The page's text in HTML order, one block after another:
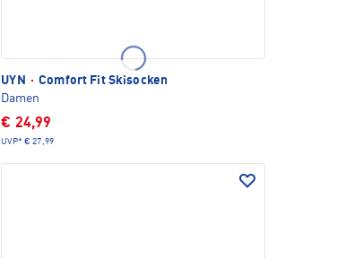
UYN · Comfort Fit Skisocken
Damen
€ 24,99
UVP* € 27,99